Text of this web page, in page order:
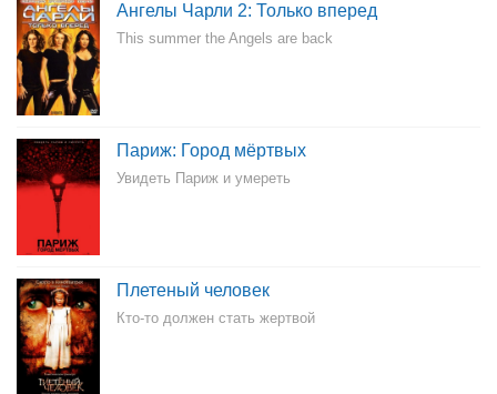
Ангелы Чарли 2: Только вперед
This summer the Angels are back
Париж: Город мёртвых
Увидеть Париж и умереть
Плетеный человек
Кто-то должен стать жертвой